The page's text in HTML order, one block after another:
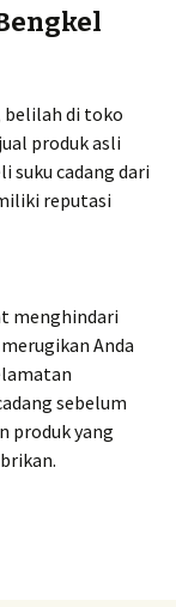
belilah di toko
produk asli
suku cadang dari
reputasi
menghindari
Anda
sebelum
produk yang